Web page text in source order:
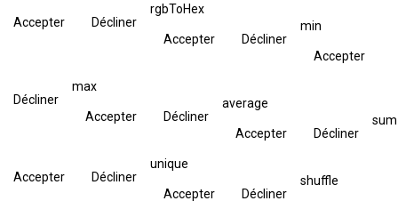
Accepter Décliner
rgbToHex
Accepter Décliner
min
Accepter
Décliner
max
Accepter Décliner
average
Accepter Décliner
sum
Accepter Décliner
unique
Accepter Décliner
shuffle